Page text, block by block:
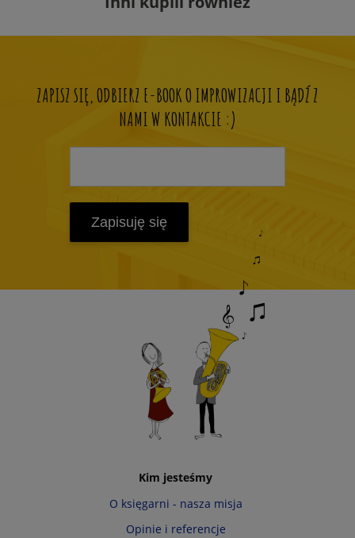
ZAPISZ SIĘ, ODBIERZ E-BOOK O IMPROWIZACJI I BĄDŹ Z
NAMI W KONTAKCIE :)
Zapisuję się
Kim jesteśmy
O księgarni - nasza misja
Opinie i referencje